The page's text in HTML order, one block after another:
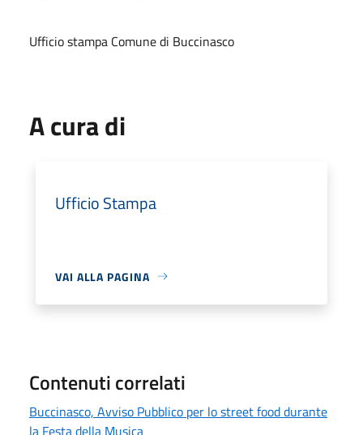
Ufficio stampa Comune di Buccinasco
A cura di
Ufficio Stampa
VAI ALLA PAGINA
Contenuti correlati
Buccinasco, Avviso Pubblico per lo street food durante
la Festa della Musica